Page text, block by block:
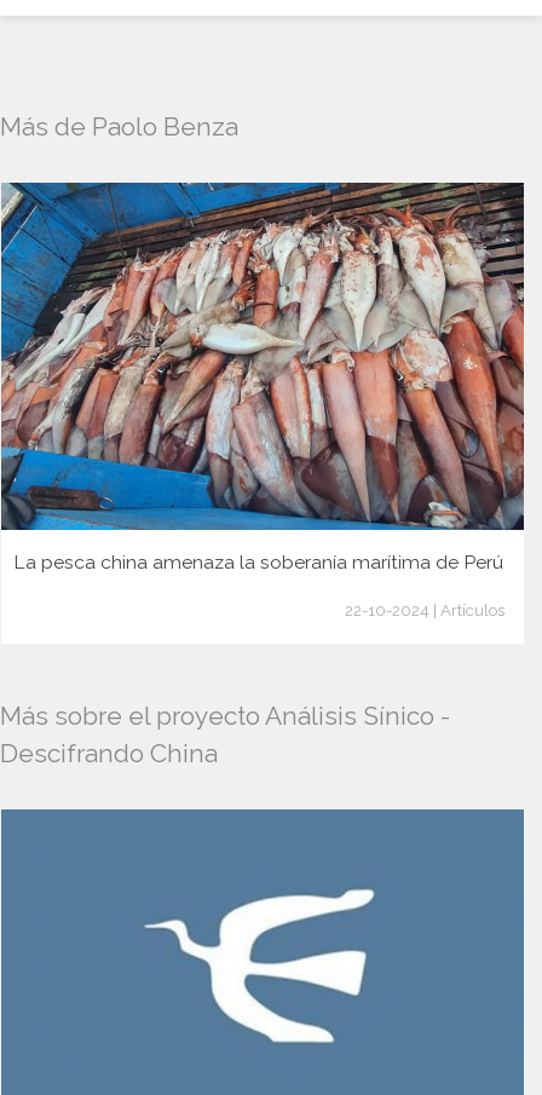
Más de Paolo Benza
La pesca china amenaza la soberanía marítima de Perú
22-10-2024 | Artículos
Más sobre el proyecto Análisis Sínico -
Descifrando China